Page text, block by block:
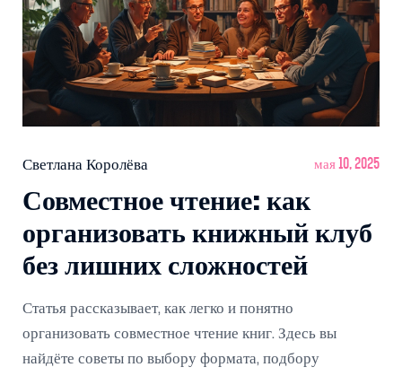
Светлана Королёва мая 10, 2025
Совместное чтение: как
организовать книжный клуб
без лишних сложностей
Статья рассказывает, как легко и понятно
организовать совместное чтение книг. Здесь вы
найдёте советы по выбору формата, подбору